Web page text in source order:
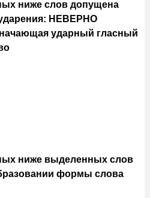
ниже слов допущена
НЕВЕРНО
ударный гласный
ниже выделенных слов
формы слова